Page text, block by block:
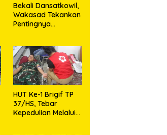
Bekali Dansatkowil,
Wakasad Tekankan
Pentingnya
HUT Ke-1 Brigif TP
37/HS, Tebar
Kepedulian Melalui